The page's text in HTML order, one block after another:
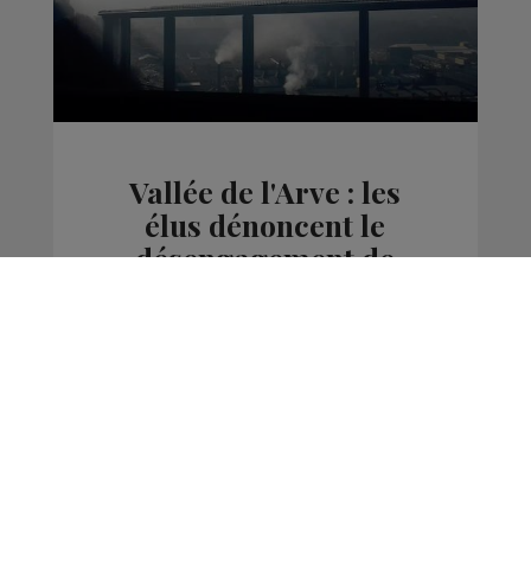
Vallée de l'Arve : les
élus dénoncent le
désengagement de